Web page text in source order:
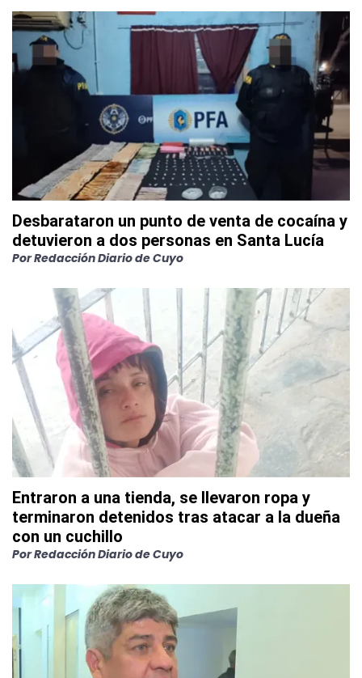
Desbarataron un punto de venta de cocaína y
detuvieron a dos personas en Santa Lucía
PorRedacción Diario de Cuyo
Entraron a una tienda, se llevaron ropa y
terminaron detenidos tras atacar a la dueña
con un cuchillo
PorRedacción Diario de Cuyo